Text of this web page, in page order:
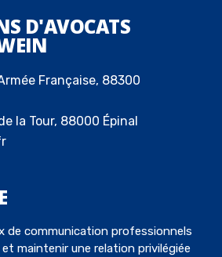
D'AVOCATS
Française, 88300
la Tour, 88000 Épinal
de communication professionnels
maintenir une relation privilégiée